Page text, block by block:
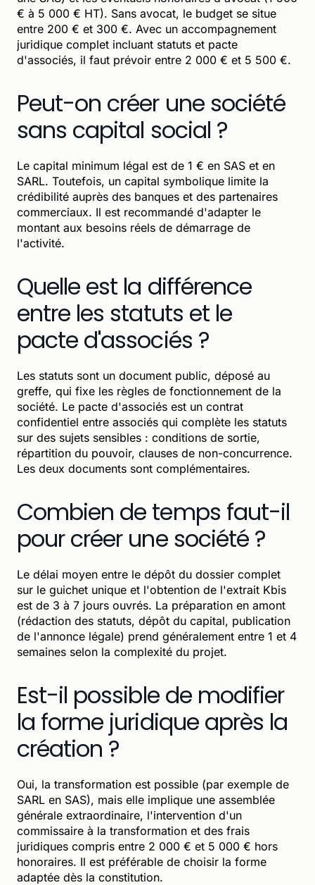
€ à 5 000 € HT). Sans avocat, le budget se situe
entre 200 € et 300 €. Avec un accompagnement
juridique complet incluant statuts et pacte
d'associés, il faut prévoir entre 2 000 € et 5 500 €.
Peut-on créer une société
sans capital social ?
Le capital minimum légal est de 1 € en SAS et en
SARL. Toutefois, un capital symbolique limite la
crédibilité auprès des banques et des partenaires
commerciaux. Il est recommandé d'adapter le
montant aux besoins réels de démarrage de
l'activité.
Quelle est la différence
entre les statuts et le
pacte d'associés ?
Les statuts sont un document public, déposé au
greffe, qui fixe les règles de fonctionnement de la
société. Le pacte d'associés est un contrat
confidentiel entre associés qui complète les statuts
sur des sujets sensibles : conditions de sortie,
répartition du pouvoir, clauses de non-concurrence.
Les deux documents sont complémentaires.
Combien de temps faut-il
pour créer une société ?
Le délai moyen entre le dépôt du dossier complet
sur le guichet unique et l'obtention de l'extrait Kbis
est de 3 à 7 jours ouvrés. La préparation en amont
(rédaction des statuts, dépôt du capital, publication
de l'annonce légale) prend généralement entre 1 et 4
semaines selon la complexité du projet.
Est-il possible de modifier
la forme juridique après la
création ?
Oui, la transformation est possible (par exemple de
SARL en SAS), mais elle implique une assemblée
générale extraordinaire, l'intervention d'un
commissaire à la transformation et des frais
juridiques compris entre 2 000 € et 5 000 € hors
honoraires. Il est préférable de choisir la forme
adaptée dès la constitution.